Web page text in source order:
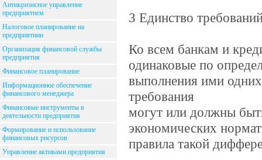
Антикризисное управление
предприятием
Налоговое планирование на
предприятиии
Организация финансовой службы
предприятия
Финансовое планирование
Информационное обеспечение
финансового менеджера
Финансовые инструменты в
деятельности предприятия
Формирование и использование
финансовых рисурсов
Управление активами предприятия
3 Единство
Ко всем банкам и
одинаковые по
выполнения ими
требования
могут или должны
экономических
правила такой